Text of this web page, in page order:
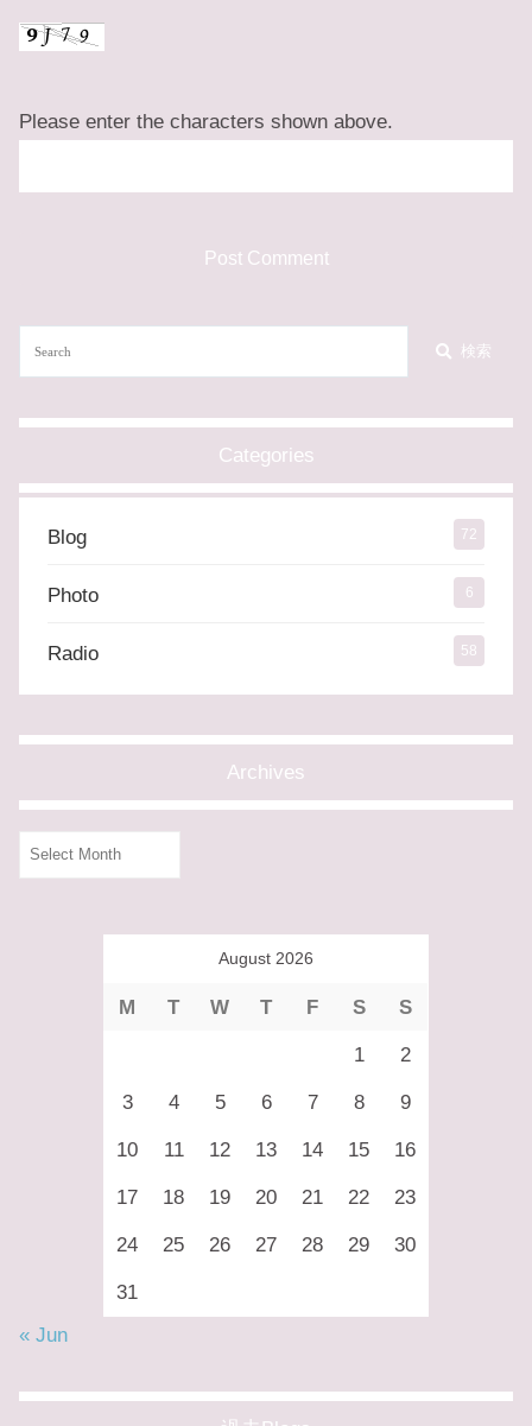
Please enter the characters shown above.
検索
Categories
Blog 72
Photo 6
Radio 58
Archives
Archives
August 2026
M T W T F S S
1 2
3 4 5 6 7 8 9
10 11 12 13 14 15 16
17 18 19 20 21 22 23
24 25 26 27 28 29 30
31
« Jun